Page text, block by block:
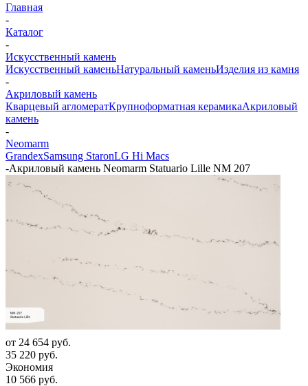
Главная
-
Каталог
-
Искусственный камень
Искусственный каменьНатуральный каменьИзделия из камня
-
Акриловый камень
Кварцевый агломератКрупноформатная керамикаАкриловый
камень
-
Neomarm
GrandexSamsung StaronLG Hi Macs
-Акриловый камень Neomarm Statuario Lille NM 207
от 24 654 руб.
35 220 руб.
Экономия
10 566 руб.